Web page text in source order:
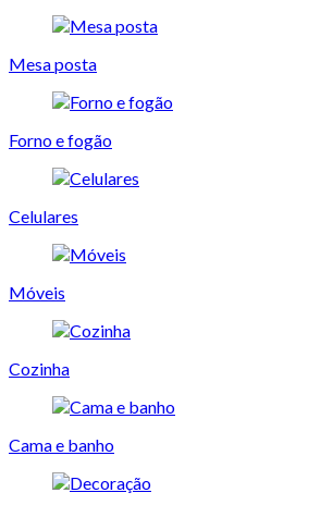
Mesa posta
Forno e fogão
Celulares
Móveis
Cozinha
Cama e banho